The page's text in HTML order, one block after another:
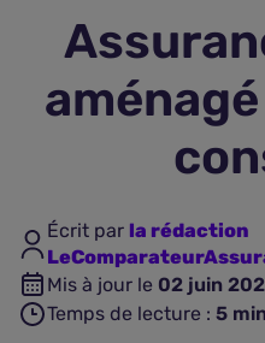
Assurance vie
Plus d'assurances
Écrit par la rédaction
Mis à jour le 02 juin
Temps de lecture : 5